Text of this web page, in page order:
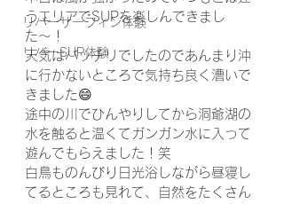
リバーサーフィン体験
リバーSUP体験
うエリアでSUPを楽しんできまし
た〜！
天気はバッチリでしたのであんまり沖
に行かないところで気持ち良く漕いで
きました😄
途中の川でひんやりしてから洞爺湖の
水を触ると温くてガンガン水に入って
遊んでもらえました！笑
白鳥ものんびり日光浴しながら昼寝し
てるところも見れて、自然をたくさん